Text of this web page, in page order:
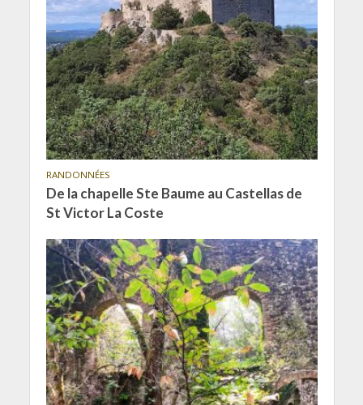
RANDONNÉES
De la chapelle Ste Baume au Castellas de
St Victor La Coste